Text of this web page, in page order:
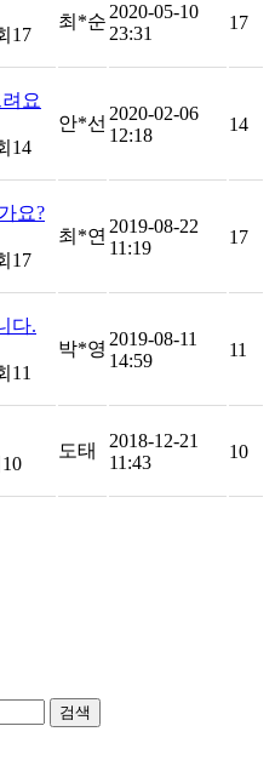
17
최*순 2020-05-10
23:31
17
요
14
안*선 2020-02-06
12:18
14
요?
17
최*연 2019-08-22
11:19
17
다.
11
박*영 2019-08-11
14:59
11
도태
2018-12-21
11:43
10
검색